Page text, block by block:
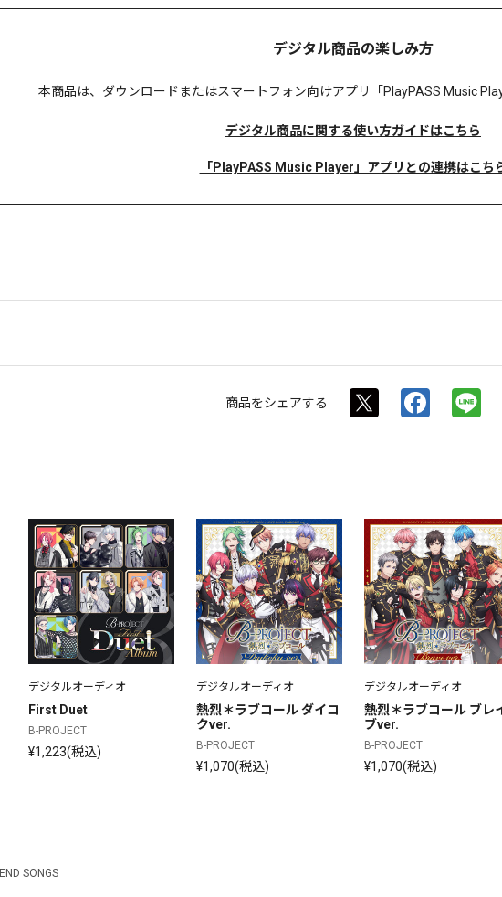
デジタル商品の楽しみ方
本商品は、 ダウンロードまたはスマートフォン向けアプリ「PlayPASS Music
デジタル商品に関する使い方ガイドはこちら
「PlayPASS Music Player」アプリとの連携はこち
商品をシェアする
デジタルオーディオ
First Duet
B-PROJECT
¥1,223(税込)
デジタルオーディオ
熱烈＊ラブコール ダイコ
クver.
B-PROJECT
¥1,070(税込)
デジタルオーディオ
熱烈＊ラブコール ブレ
ブver.
B-PROJECT
¥1,070(税込)
SONGS